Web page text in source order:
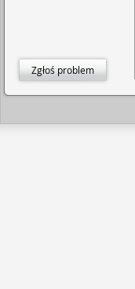
Zgłoś problem